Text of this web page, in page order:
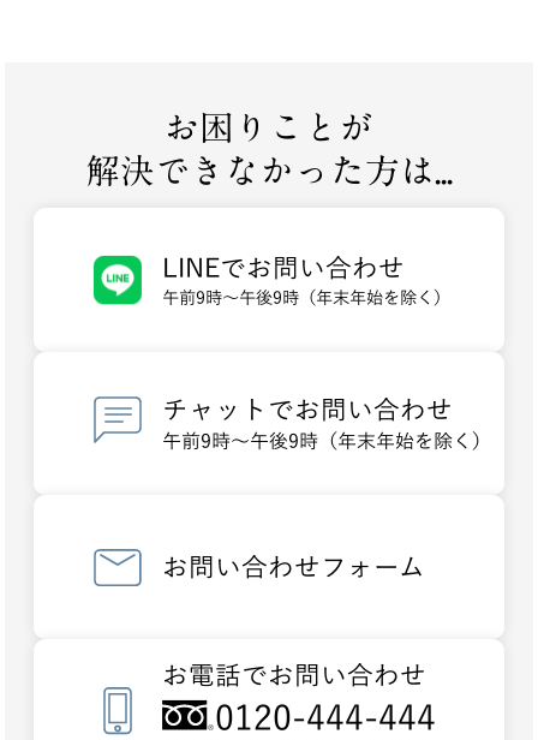
お困りことが
解決できなかった方は...
LINEでお問い合わせ
午前9時～午後9時（年末年始を除く）
チャットでお問い合わせ
午前9時～午後9時（年末年始を除く）
お問い合わせフォーム
お電話でお問い合わせ
0120-444-444